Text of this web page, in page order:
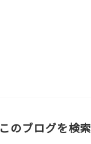
このブログを検索